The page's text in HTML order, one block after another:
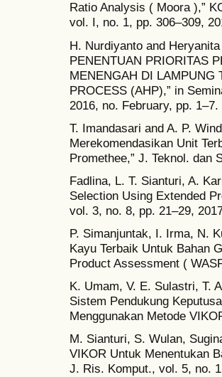
Ratio Analysis ( Moora ),”
vol. I, no. 1, pp. 306–309,
H. Nurdiyanto and
PENENTUAN PRIORITAS
MENENGAH DI LAMPUNG
PROCESS (AHP),” in
2016, no. February, pp. 1–7.
T. Imandasari and A. P.
Merekomendasikan Unit
Promethee,” J. Teknol. dan
Fadlina, L. T. Sianturi, A.
Selection Using Extended
vol. 3, no. 8, pp. 21–29,
P. Simanjuntak, I. Irma, N.
Kayu Terbaik Untuk Bahan
Product Assessment (
K. Umam, V. E. Sulastri, T.
Sistem Pendukung
Menggunakan Metode
M. Sianturi, S. Wulan,
VIKOR Untuk Menentukan
J. Ris. Komput., vol. 5, no.